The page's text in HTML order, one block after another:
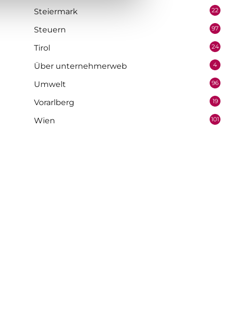
Steiermark 22
Steuern 97
Tirol 24
Über unternehmerweb 4
Umwelt 96
Vorarlberg 19
Wien 101